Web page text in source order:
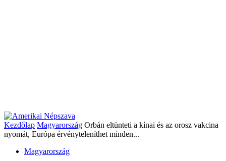
Kezdőlap Magyarország Orbán eltünteti a kínai és az orosz vakcina
nyomát, Európa érvényteleníthet minden...
Magyarország